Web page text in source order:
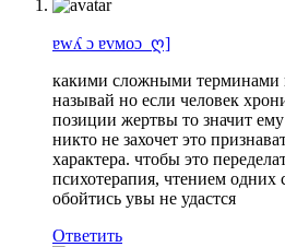
ɐwʎ ɔ ɐvмоɔ_ღ]
какими сложными терминами
называй но если человек
позиции жертвы то значит
никто не захочет это
характера. чтобы это
психотерапия, чтением одних
обойтись увы не удастся
Ответить